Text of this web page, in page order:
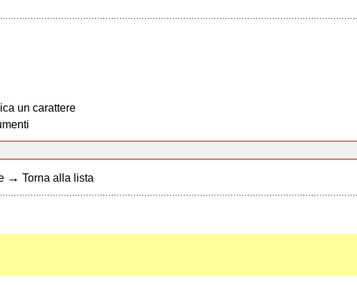
un carattere
→ Torna alla lista